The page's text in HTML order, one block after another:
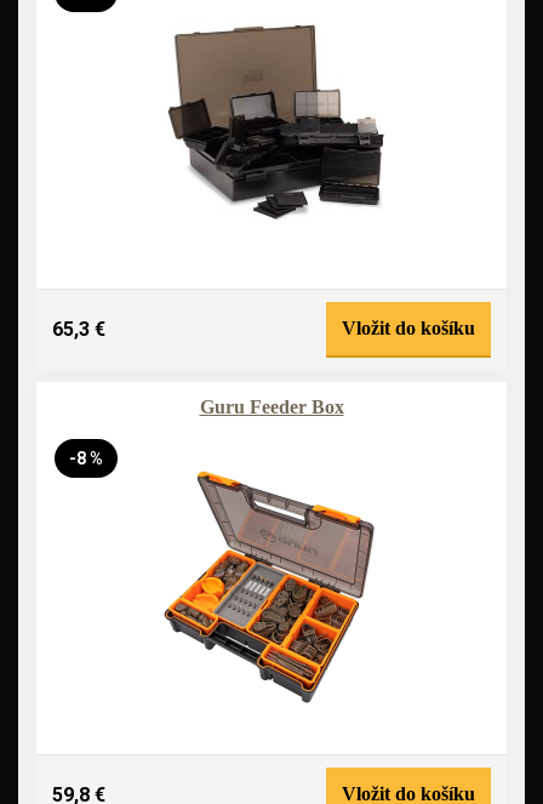
65,3 € Vložit do košíku
Guru Feeder Box
-8 %
59,8 € Vložit do košíku